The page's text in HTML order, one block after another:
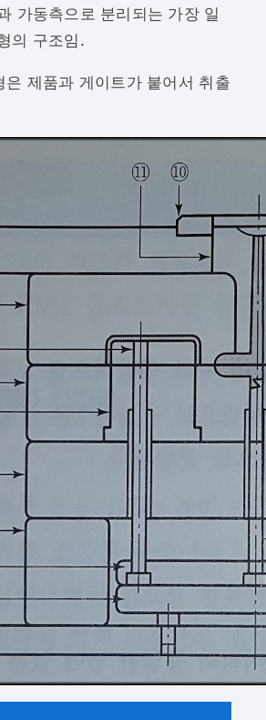
가동측으로 분리되는 가장 일
의 구조임.
은 제품과 게이트가 붙어서 취출